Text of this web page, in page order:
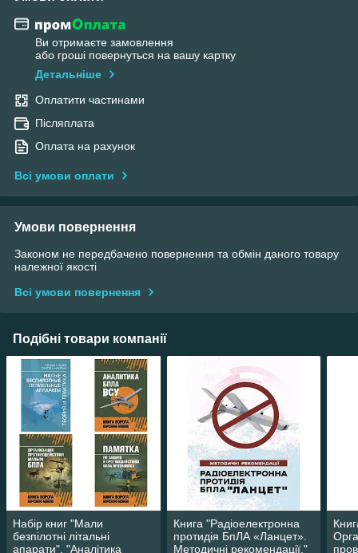
Ви отримаєте замовлення
або гроші повернуться на вашу картку
Детальніше
Оплатити частинами
Післяплата
Оплата на рахунок
Всі умови оплати
Умови повернення
Законом не передбачено повернення та обмін даного товару
належної якості
Всі умови повернення
Подібні товари компанії
Набір книг "Мали
безпілотні літальні
апарати", "Аналітика
Книга "Радіоелектронна
протидія БпЛА «Ланцет».
Методичні рекомендації."